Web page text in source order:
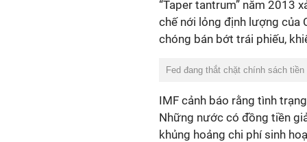
“Taper tantrum” năm 2013
chế nới lỏng định lượng của
chóng bán bớt trái phiếu,
Fed đang thắt chặt chính sách
IMF cảnh báo rằng tình
Những nước có đồng tiền
khủng hoảng chi phí sinh